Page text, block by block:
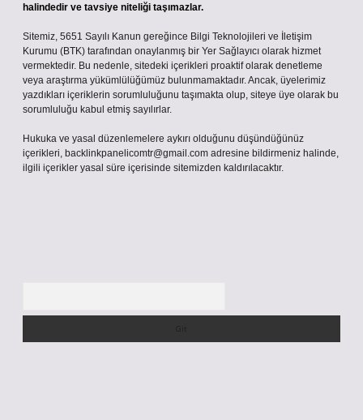
halindedir ve tavsiye niteliği taşımazlar.
Sitemiz, 5651 Sayılı Kanun gereğince Bilgi Teknolojileri ve İletişim
Kurumu (BTK) tarafından onaylanmış bir Yer Sağlayıcı olarak hizmet
vermektedir. Bu nedenle, sitedeki içerikleri proaktif olarak denetleme
veya araştırma yükümlülüğümüz bulunmamaktadır. Ancak, üyelerimiz
yazdıkları içeriklerin sorumluluğunu taşımakta olup, siteye üye olarak bu
sorumluluğu kabul etmiş sayılırlar.
Hukuka ve yasal düzenlemelere aykırı olduğunu düşündüğünüz
içerikleri, backlinkpanelicomtr@gmail.com adresine bildirmeniz halinde,
ilgili içerikler yasal süre içerisinde sitemizden kaldırılacaktır.